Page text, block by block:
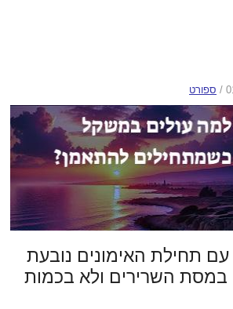
/ ספורט
תחילת האימונים נובעת
במסת השרירים ולא בכמות